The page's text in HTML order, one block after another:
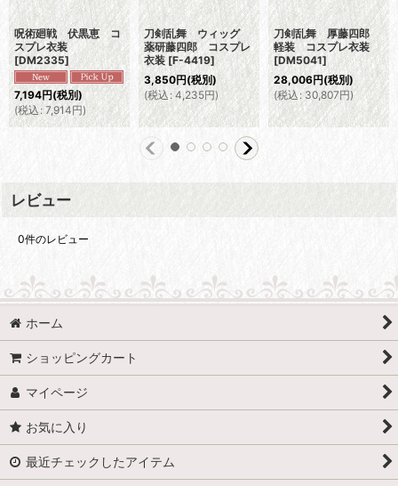
呪術廻戦 伏黒恵 コ
スプレ衣装
[DM2335]
7,194円(税別)
(税込: 7,914円)
刀剣乱舞 ウィッグ
薬研藤四郎 コスプレ
衣装 [F-4419]
3,850円(税別)
(税込: 4,235円)
刀剣乱舞 厚藤四郎
軽装 コスプレ衣装
[DM5041]
28,006円(税別)
(税込 : 30,807円)
レビュー
0件のレビュー
ホーム
ショッピングカート
マイページ
お気に入り
最近チェックしたアイテム